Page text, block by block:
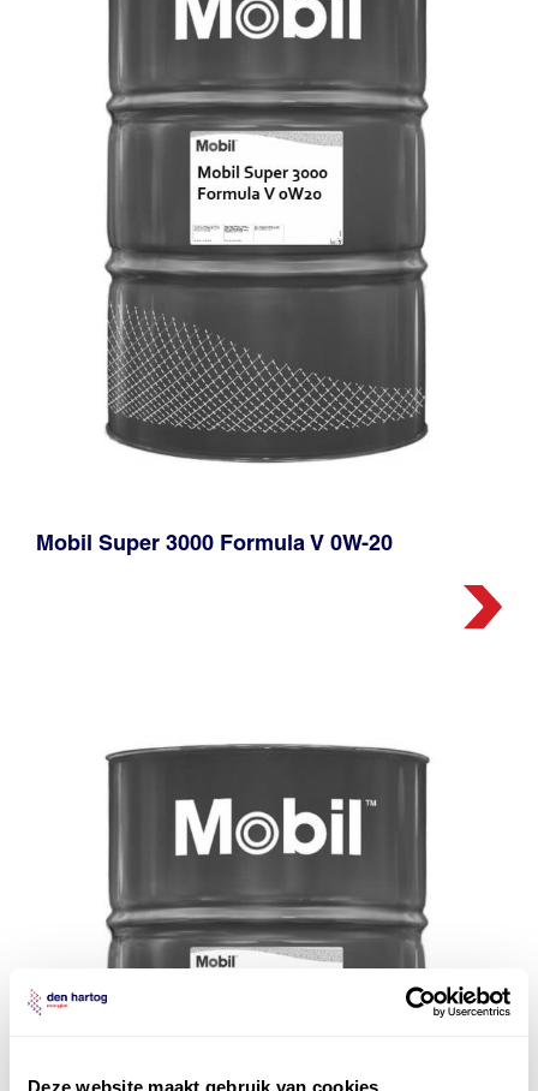
Deze website maakt gebruik van cookies
Mobil Super 3000 Formula V 0W-20